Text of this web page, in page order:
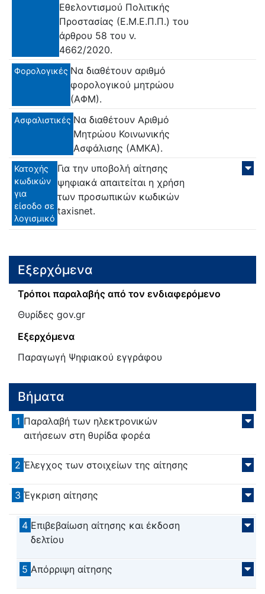
Εθελοντισμού Πολιτικής
Προστασίας (Ε.Μ.Ε.Π.Π.) του
άρθρου 58 του ν.
4662/2020.
Φορολογικές Να διαθέτουν αριθμό
φορολογικού μητρώου
(ΑΦΜ).
Ασφαλιστικές Να διαθέτουν Αριθμό
Μητρώου Κοινωνικής
Ασφάλισης (ΑΜΚΑ).
Κατοχής
κωδικών
για
είσοδο σε
λογισμικό
Για την υποβολή αίτησης
ψηφιακά απαιτείται η χρήση
των προσωπικών κωδικών
taxisnet.
Εξερχόμενα
Τρόποι παραλαβής από τον ενδιαφερόμενο
Θυρίδες gov.gr
Εξερχόμενα
Παραγωγή Ψηφιακού εγγράφου
Βήματα
1 Παραλαβή των ηλεκτρονικών
αιτήσεων στη θυρίδα φορέα
2 Έλεγχος των στοιχείων της αίτησης
3 Έγκριση αίτησης
4 Επιβεβαίωση αίτησης και έκδοση
δελτίου
5 Απόρριψη αίτησης